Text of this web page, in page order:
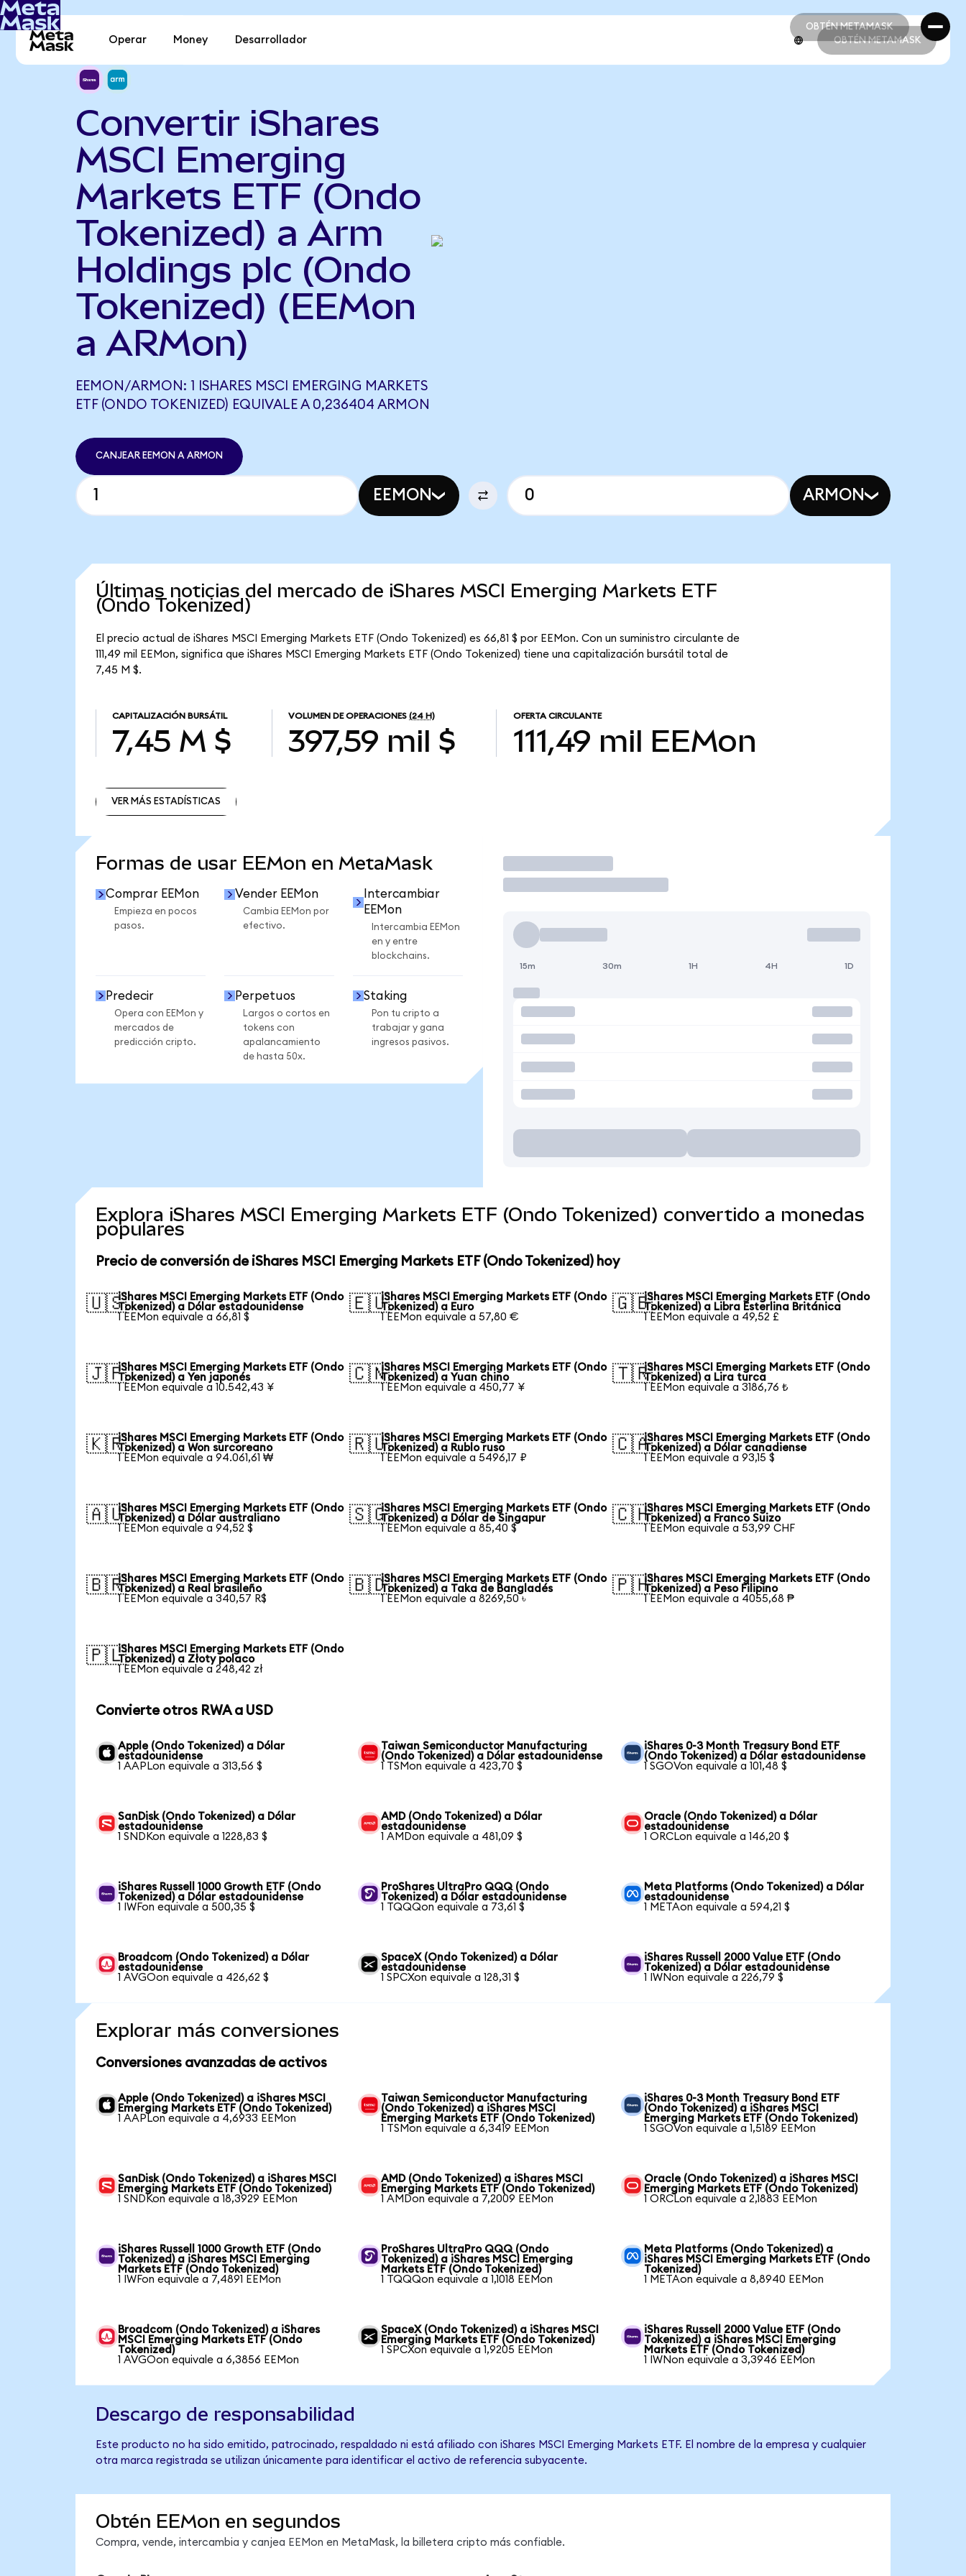
OBTÉN METAMASK
OBTÉN METAMASK
Operar Money Desarrollador OBTÉN METAMASK
Convertir iShares
MSCI Emerging
Markets ETF (Ondo
Tokenized) a Arm
Holdings plc (Ondo
Tokenized) (EEMon
a ARMon)
EEMON/ARMON: 1 ISHARES MSCI EMERGING MARKETS
ETF (ONDO TOKENIZED) EQUIVALE A 0,236404 ARMON
CANJEAR EEMON A ARMON
EEMON ARMON
Últimas noticias del mercado de iShares MSCI Emerging Markets ETF
(Ondo Tokenized)
El precio actual de iShares MSCI Emerging Markets ETF (Ondo Tokenized) es 66,81 $ por EEMon. Con un suministro circulante de
111,49 mil EEMon, significa que iShares MSCI Emerging Markets ETF (Ondo Tokenized) tiene una capitalización bursátil total de
7,45 M $.
CAPITALIZACIÓN BURSÁTIL
7,45 M $
VOLUMEN DE OPERACIONES (24 H)
397,59 mil $
OFERTA CIRCULANTE
111,49 mil EEMon
VER MÁS ESTADÍSTICAS
Formas de usar EEMon en MetaMask
Comprar EEMon
Empieza en pocos
pasos.
Vender EEMon
Cambia EEMon por
efectivo.
Intercambiar
EEMon
Intercambia EEMon
en y entre
blockchains.
Predecir
Opera con EEMon y
mercados de
predicción cripto.
Perpetuos
Largos o cortos en
tokens con
apalancamiento
de hasta 50x.
Staking
Pon tu cripto a
trabajar y gana
ingresos pasivos.
Operar
15m 30m 1H 4H 1D
Explora iShares MSCI Emerging Markets ETF (Ondo Tokenized) convertido a monedas
populares
Precio de conversión de iShares MSCI Emerging Markets ETF (Ondo Tokenized) hoy
🇺🇸iShares MSCI Emerging Markets ETF (Ondo
Tokenized) a Dólar estadounidense
1 EEMon equivale a 66,81 $
🇪🇺iShares MSCI Emerging Markets ETF (Ondo
Tokenized) a Euro
1 EEMon equivale a 57,80 €
🇬🇧iShares MSCI Emerging Markets ETF (Ondo
Tokenized) a Libra Esterlina Británica
1 EEMon equivale a 49,52 £
🇯🇵iShares MSCI Emerging Markets ETF (Ondo
Tokenized) a Yen japonés
1 EEMon equivale a 10.542,43 ¥
🇨🇳iShares MSCI Emerging Markets ETF (Ondo
Tokenized) a Yuan chino
1 EEMon equivale a 450,77 ¥
🇹🇷iShares MSCI Emerging Markets ETF (Ondo
Tokenized) a Lira turca
1 EEMon equivale a 3186,76 ₺
🇰🇷iShares MSCI Emerging Markets ETF (Ondo
Tokenized) a Won surcoreano
1 EEMon equivale a 94.061,61 ₩
🇷🇺iShares MSCI Emerging Markets ETF (Ondo
Tokenized) a Rublo ruso
1 EEMon equivale a 5496,17 ₽
🇨🇦iShares MSCI Emerging Markets ETF (Ondo
Tokenized) a Dólar canadiense
1 EEMon equivale a 93,15 $
🇦🇺iShares MSCI Emerging Markets ETF (Ondo
Tokenized) a Dólar australiano
1 EEMon equivale a 94,52 $
🇸🇬iShares MSCI Emerging Markets ETF (Ondo
Tokenized) a Dólar de Singapur
1 EEMon equivale a 85,40 $
🇨🇭iShares MSCI Emerging Markets ETF (Ondo
Tokenized) a Franco Suizo
1 EEMon equivale a 53,99 CHF
🇧🇷iShares MSCI Emerging Markets ETF (Ondo
Tokenized) a Real brasileño
1 EEMon equivale a 340,57 R$
🇧🇩iShares MSCI Emerging Markets ETF (Ondo
Tokenized) a Taka de Bangladés
1 EEMon equivale a 8269,50 ৳
🇵🇭iShares MSCI Emerging Markets ETF (Ondo
Tokenized) a Peso Filipino
1 EEMon equivale a 4055,68 ₱
🇵🇱iShares MSCI Emerging Markets ETF (Ondo
Tokenized) a Złoty polaco
1 EEMon equivale a 248,42 zł
Convierte otros RWA a USD
Apple (Ondo Tokenized) a Dólar
estadounidense
1 AAPLon equivale a 313,56 $
Taiwan Semiconductor Manufacturing
(Ondo Tokenized) a Dólar estadounidense
1 TSMon equivale a 423,70 $
iShares 0-3 Month Treasury Bond ETF
(Ondo Tokenized) a Dólar estadounidense
1 SGOVon equivale a 101,48 $
SanDisk (Ondo Tokenized) a Dólar
estadounidense
1 SNDKon equivale a 1228,83 $
AMD (Ondo Tokenized) a Dólar
estadounidense
1 AMDon equivale a 481,09 $
Oracle (Ondo Tokenized) a Dólar
estadounidense
1 ORCLon equivale a 146,20 $
iShares Russell 1000 Growth ETF (Ondo
Tokenized) a Dólar estadounidense
1 IWFon equivale a 500,35 $
ProShares UltraPro QQQ (Ondo
Tokenized) a Dólar estadounidense
1 TQQQon equivale a 73,61 $
Meta Platforms (Ondo Tokenized) a Dólar
estadounidense
1 METAon equivale a 594,21 $
Broadcom (Ondo Tokenized) a Dólar
estadounidense
1 AVGOon equivale a 426,62 $
SpaceX (Ondo Tokenized) a Dólar
estadounidense
1 SPCXon equivale a 128,31 $
iShares Russell 2000 Value ETF (Ondo
Tokenized) a Dólar estadounidense
1 IWNon equivale a 226,79 $
Explorar más conversiones
Conversiones avanzadas de activos
Apple (Ondo Tokenized) a iShares MSCI
Emerging Markets ETF (Ondo Tokenized)
1 AAPLon equivale a 4,6933 EEMon
Taiwan Semiconductor Manufacturing
(Ondo Tokenized) a iShares MSCI
Emerging Markets ETF (Ondo Tokenized)
1 TSMon equivale a 6,3419 EEMon
iShares 0-3 Month Treasury Bond ETF
(Ondo Tokenized) a iShares MSCI
Emerging Markets ETF (Ondo Tokenized)
1 SGOVon equivale a 1,5189 EEMon
SanDisk (Ondo Tokenized) a iShares MSCI
Emerging Markets ETF (Ondo Tokenized)
1 SNDKon equivale a 18,3929 EEMon
AMD (Ondo Tokenized) a iShares MSCI
Emerging Markets ETF (Ondo Tokenized)
1 AMDon equivale a 7,2009 EEMon
Oracle (Ondo Tokenized) a iShares MSCI
Emerging Markets ETF (Ondo Tokenized)
1 ORCLon equivale a 2,1883 EEMon
iShares Russell 1000 Growth ETF (Ondo
Tokenized) a iShares MSCI Emerging
Markets ETF (Ondo Tokenized)
1 IWFon equivale a 7,4891 EEMon
ProShares UltraPro QQQ (Ondo
Tokenized) a iShares MSCI Emerging
Markets ETF (Ondo Tokenized)
1 TQQQon equivale a 1,1018 EEMon
Meta Platforms (Ondo Tokenized) a
iShares MSCI Emerging Markets ETF (Ondo
Tokenized)
1 METAon equivale a 8,8940 EEMon
Broadcom (Ondo Tokenized) a iShares
MSCI Emerging Markets ETF (Ondo
Tokenized)
1 AVGOon equivale a 6,3856 EEMon
SpaceX (Ondo Tokenized) a iShares MSCI
Emerging Markets ETF (Ondo Tokenized)
1 SPCXon equivale a 1,9205 EEMon
iShares Russell 2000 Value ETF (Ondo
Tokenized) a iShares MSCI Emerging
Markets ETF (Ondo Tokenized)
1 IWNon equivale a 3,3946 EEMon
Descargo de responsabilidad
Este producto no ha sido emitido, patrocinado, respaldado ni está afiliado con iShares MSCI Emerging Markets ETF. El nombre de la empresa y cualquier
otra marca registrada se utilizan únicamente para identificar el activo de referencia subyacente.
Obtén EEMon en segundos
Compra, vende, intercambia y canjea EEMon en MetaMask, la billetera cripto más confiable.